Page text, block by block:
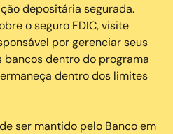
depositária segurada.
o seguro FDIC, visite
por gerenciar seus
dentro do programa
dentro dos limites
ser mantido pelo Banco em